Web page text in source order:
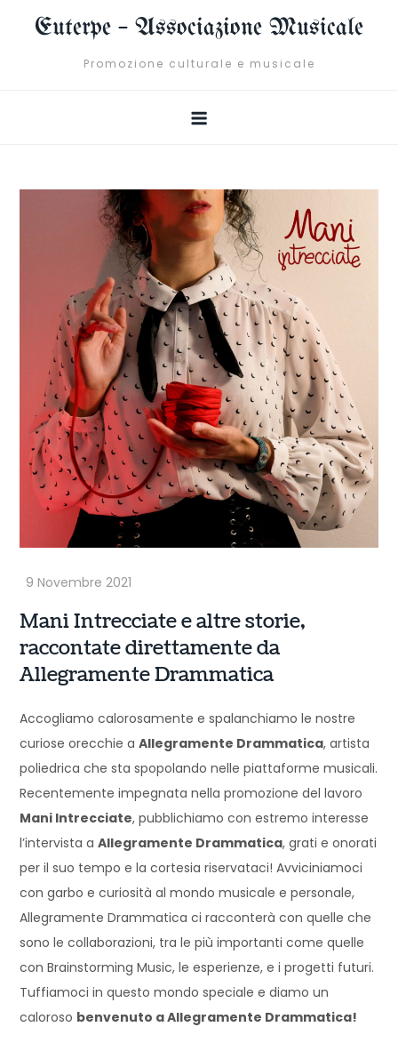
Euterpe – Associazione Musicale
Promozione culturale e musicale
Mani Intrecciate e altre storie,
raccontate direttamente da
Allegramente Drammatica
Accogliamo calorosamente e spalanchiamo le nostre
curiose orecchie aAllegramente Drammatica, artista
poliedrica che sta spopolando nelle piattaforme musicali.
Recentemente impegnata nella promozione del lavoro
Mani Intrecciate, pubblichiamo con estremo interesse
l’intervista aAllegramente Drammatica, grati e onorati
per il suo tempo e la cortesia riservataci! Avviciniamoci
con garbo e curiosità al mondo musicale e personale,
Allegramente Drammatica ci racconterà con quelle che
sono le collaborazioni, tra le più importanti come quelle
con Brainstorming Music, le esperienze, e i progetti futuri.
Tuffiamoci in questo mondo speciale e diamo un
caloroso benvenuto a Allegramente Drammatica!